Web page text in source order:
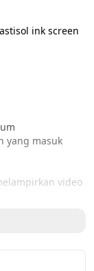
ink screen
yang masuk
video